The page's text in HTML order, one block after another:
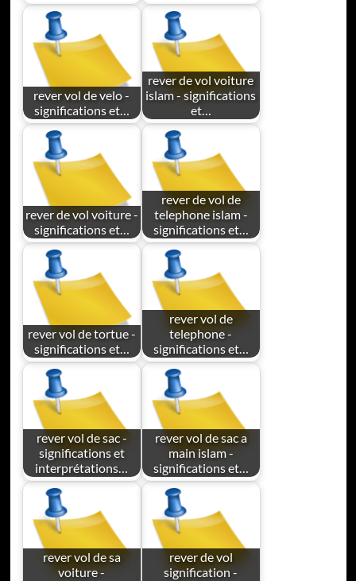
rever vol de velo -
significations et…
rever de vol voiture
islam - significations
et…
rever de vol voiture -
significations et…
rever de vol de
telephone islam -
significations et…
rever vol de tortue -
significations et…
rever vol de
telephone -
significations et…
rever vol de sac -
significations et
interprétations…
rever vol de sac a
main islam -
significations et…
rever vol de sa
voiture -
rever de vol
signification -